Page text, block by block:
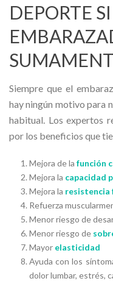
DEPORTE
Siempre que el
hay ningún motivo para
habitual. Los expertos
por los beneficios que
Mejora de la función
Mejora la capacidad
Mejora la resistencia
Refuerza
Menor riesgo de
Menor riesgo de
Mayor elasticidad
Ayuda con los
dolor lumbar, estrés,